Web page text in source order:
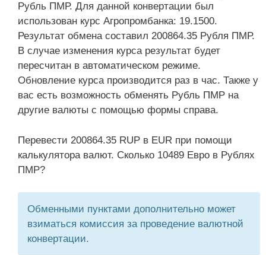
Рубль ПМР. Для данной конвертации был
использован курс Агропромбанка: 19.1500.
Результат обмена составил 200864.35 Рубля ПМР.
В случае изменения курса результат будет
пересчитан в автоматическом режиме.
Обновление курса производится раз в час. Также у
вас есть возможность обменять Рубль ПМР на
другие валюты с помощью формы справа.
Перевести 200864.35 RUP в EUR при помощи
калькулятора валют. Сколько 10489 Евро в Рублях
ПМР?
Обменными пунктами дополнительно может
взиматься комиссия за проведение валютной
конвертации.